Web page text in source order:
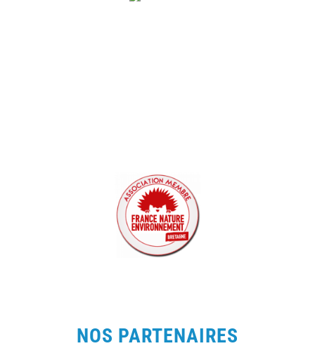
NOS PARTENAIRES